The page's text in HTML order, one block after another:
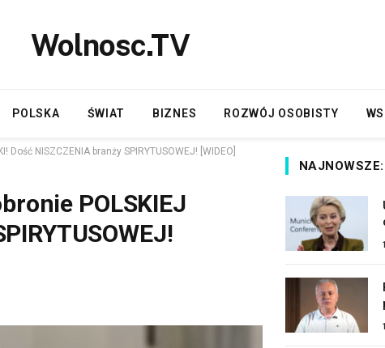
Wolnosc.TV
POLSKA ŚWIAT BIZNES ROZWÓJ OSOBISTY
NISZCZENIA branży SPIRYTUSOWEJ! [WIDEO]
POLSKIEJ
NAJNOWSZE: